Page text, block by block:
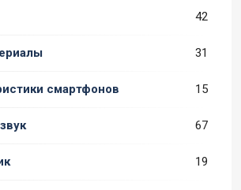
42
31
смартфонов 15
67
19